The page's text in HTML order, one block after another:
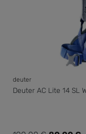
deuter
Deuter AC Lite 14 SL